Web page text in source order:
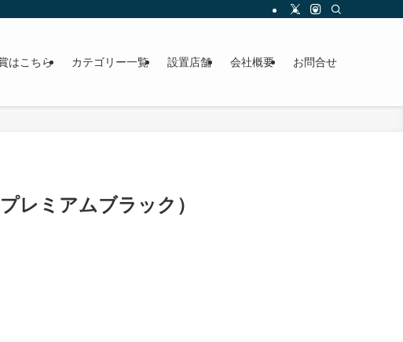
はこちら カテゴリー一覧 設置店舗 会社概要 お問合せ
レミアムブラック）